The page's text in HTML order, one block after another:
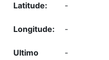
-
-
-